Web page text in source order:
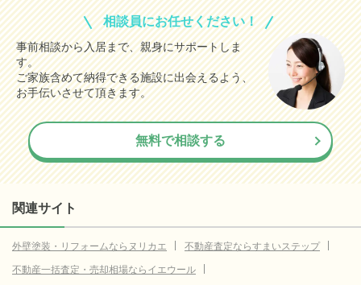
相談員にお任せください！
事前相談から入居まで、親身にサポートしま
す。
ご家族含めて納得できる施設に出会えるよう、
お手伝いさせて頂きます。
無料で相談する
関連サイト
外壁塗装・リフォームならヌリカエ
不動産査定ならすまいステップ
不動産一括査定・売却相場ならイエウール